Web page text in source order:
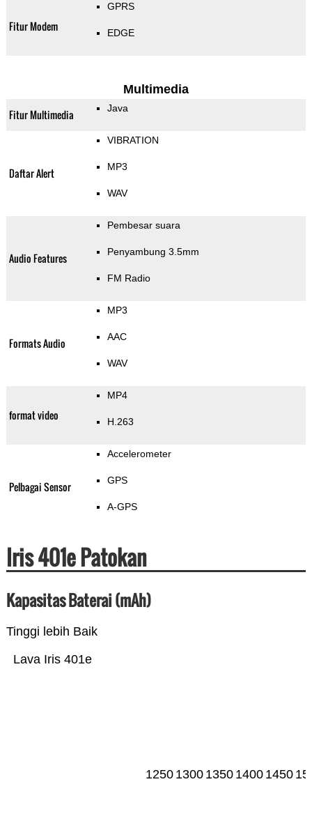
Fitur Modem
GPRS
EDGE
Multimedia
Fitur Multimedia Java
Daftar Alert
VIBRATION
MP3
WAV
Audio Features
Pembesar suara
Penyambung 3.5mm
FM Radio
Formats Audio
MP3
AAC
WAV
format video
MP4
H.263
Pelbagai Sensor
Accelerometer
GPS
A-GPS
Iris 401e Patokan
Kapasitas Baterai (mAh)
Tinggi lebih Baik
Lava Iris 401e
1250 1300 1350 1400 1450